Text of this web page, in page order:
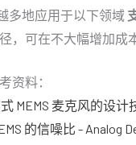
多地应用于以下领域
，可在不大幅增加成
资料：
MEMS 麦克风的设计
的信噪比 - Analog